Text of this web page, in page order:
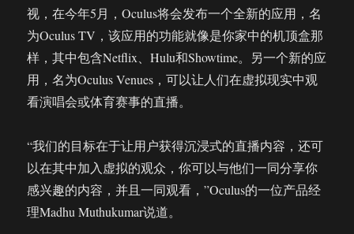
视，在今年5月，Oculus将会发布一个全新的应用，名
为Oculus TV，该应用的功能就像是你家中的机顶盒那
样，其中包含Netflix、Hulu和Showtime。另一个新的应
用，名为Oculus Venues，可以让人们在虚拟现实中观
看演唱会或体育赛事的直播。
“我们的目标在于让用户获得沉浸式的直播内容，还可
以在其中加入虚拟的观众，你可以与他们一同分享你
感兴趣的内容，并且一同观看，”Oculus的一位产品经
理Madhu Muthukumar说道。